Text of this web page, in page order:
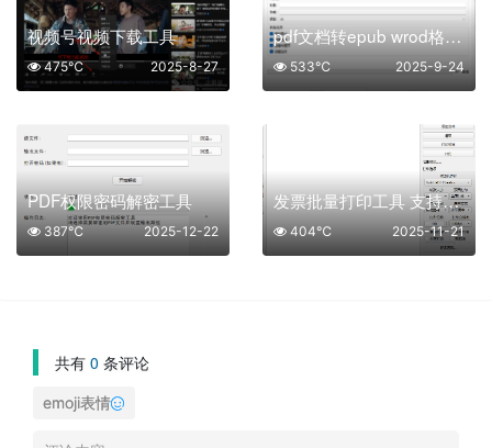
视频号视频下载工具
2025-8-27
475℃
pdf文档转epub wrod格式文件
2025-9-24
533℃
PDF权限密码解密工具
2025-12-22
387℃
发票批量打印工具 支持OFD格式打印
2025-11-21
404℃
共有 0 条评论
emoji表情